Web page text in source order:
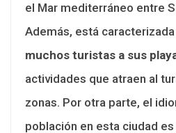
el Mar mediterráneo entre
Además, está
muchos turistas a sus
actividades que atraen al
zonas. Por otra parte, el
población en esta ciudad